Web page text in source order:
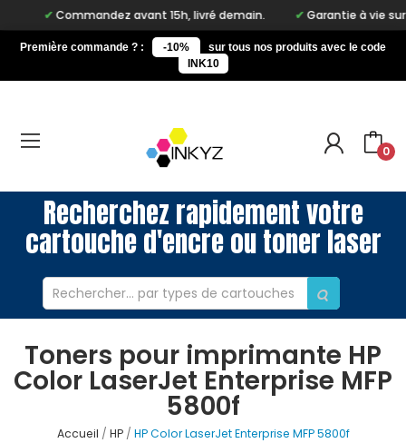
Commandez avant 15h, livré demain. Garantie à vie sur
Première commande ? : -10%
sur tous nos produits avec le code
INK10
0
Recherchez rapidement votre
cartouche d'encre ou toner laser
Toners pour imprimante HP
Color LaserJet Enterprise MFP
5800f
Accueil HP HP Color LaserJet Enterprise MFP 5800f